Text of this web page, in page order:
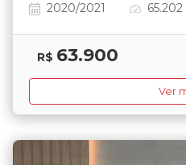
2020/2021
R$ 63.900
Ver